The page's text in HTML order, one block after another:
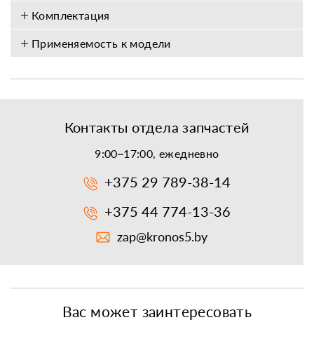
Комплектация
Применяемость к модели
Контакты отдела запчастей
9:00–17:00, ежедневно
+375 29 789-38-14
+375 44 774-13-36
zap@kronos5.by
Вас может заинтересовать